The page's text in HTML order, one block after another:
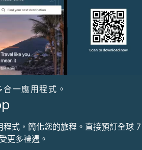
一應用程式。
式，簡化您的旅程。直接預訂全球 7
更多禮遇。